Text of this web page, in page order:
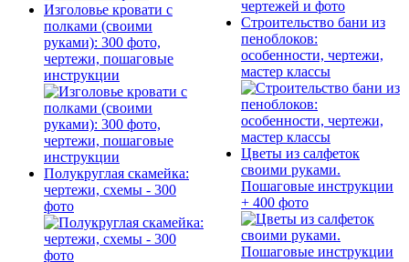
Изголовье кровати с
полками (своими
руками): 300 фото,
чертежи, пошаговые
инструкции
Полукруглая скамейка:
чертежи, схемы - 300
фото
Строительство бани из
пеноблоков:
особенности, чертежи,
мастер классы
Цветы из салфеток
своими руками.
Пошаговые инструкции
+ 400 фото